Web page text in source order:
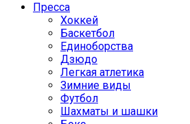
Пресса
Хоккей
Баскетбол
Единоборства
Дзюдо
Легкая атлетика
Зимние виды
Футбол
Шахматы и шашки